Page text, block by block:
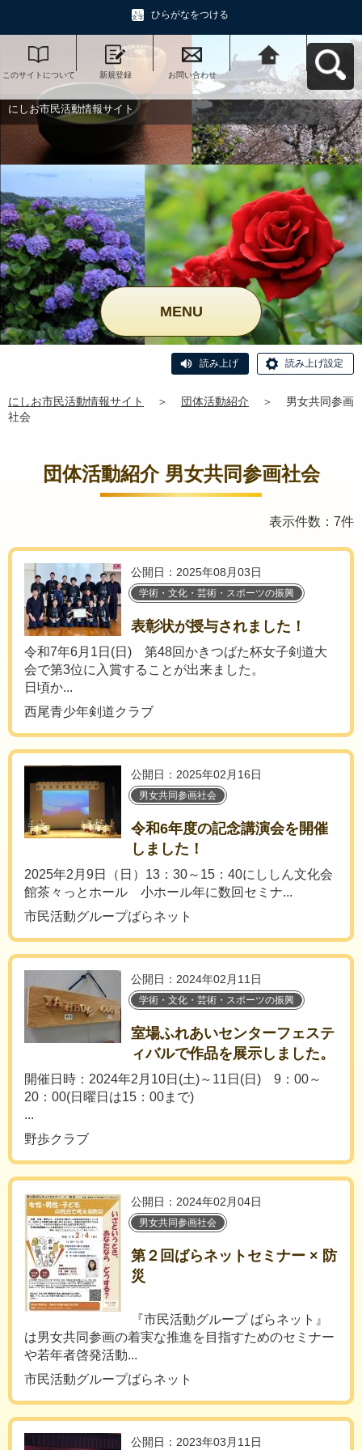
ひらがなをつける
このサイトについて 新規登録 お問い合わせ
にしお市民活動情報
サイトへ戻る
にしお市民活動情報サイト
MENU
読み上げ 読み上げ設定
にしお市民活動情報サイト ＞ 団体活動紹介 ＞
男女共同参画
社会
団体活動紹介 男女共同参画社会
表示件数：7件
公開日：2025年08月03日
学術・文化・芸術・スポーツの振興
表彰状が授与されました！
令和7年6月1日(日) 第48回かきつばた杯女子剣道大
会で第3位に入賞することが出来ました。
日頃か...
西尾青少年剣道クラブ
公開日：2025年02月16日
男女共同参画社会
令和6年度の記念講演会を開催
しました！
2025年2月9日（日）13：30～15：40にししん文化会
館茶々っとホール 小ホール年に数回セミナ...
市民活動グループばらネット
公開日：2024年02月11日
学術・文化・芸術・スポーツの振興
室場ふれあいセンターフェステ
ィバルで作品を展示しました。
開催日時：2024年2月10日(土)～11日(日) 9：00～
20：00(日曜日は15：00まで)
...
野歩クラブ
公開日：2024年02月04日
男女共同参画社会
第２回ばらネットセミナー × 防
災
『市民活動グループ ばらネット』
は男女共同参画の着実な推進を目指すためのセミナー
や若年者啓発活動...
市民活動グループばらネット
公開日：2023年03月11日